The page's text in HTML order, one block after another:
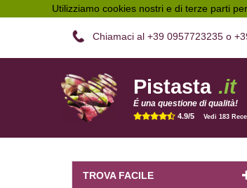
Utilizziamo cookies nostri e di terze parti
Chiamaci al +39 0957723235 o
Pistasta .it
É una questione di qualità!
4.9/5
Vedi 183
TROVA FACILE